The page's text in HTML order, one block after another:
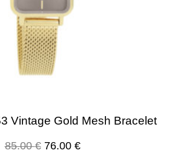
Vintage Gold Mesh Bracelet
85.00€ 76.00 €